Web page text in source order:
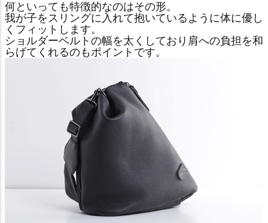
何といっても特徴的なのはその形。
我が子をスリングに入れて抱いているように体に優し
くフィットします。
ショルダーベルトの幅を太くしており肩への負担を和
らげてくれるのもポイントです。